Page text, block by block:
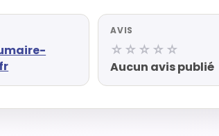
AVIS
☆☆☆☆☆
Aucun avis publié